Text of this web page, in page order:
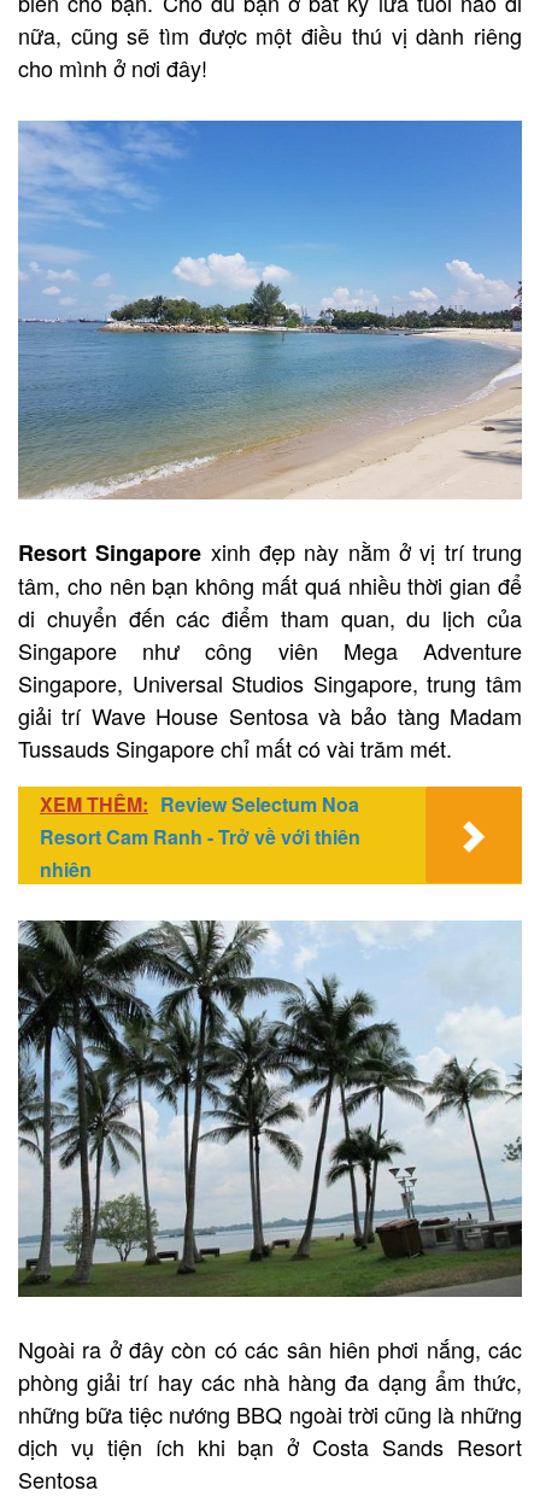
nữa, cũng sẽ tìm được một điều thú vị dành riêng
cho mình ở nơi đây!
Resort Singapore xinh đẹp này nằm ở vị trí trung
tâm, cho nên bạn không mất quá nhiều thời gian để
di chuyển đến các điểm tham quan, du lịch của
Singapore như công viên Mega Adventure
Singapore, Universal Studios Singapore, trung tâm
giải trí Wave House Sentosa và bảo tàng Madam
Tussauds Singapore chỉ mất có vài trăm mét.
XEM THÊM: Review Selectum Noa
Resort Cam Ranh - Trở về với thiên
nhiên
Ngoài ra ở đây còn có các sân hiên phơi nắng, các
phòng giải trí hay các nhà hàng đa dạng ẩm thức,
những bữa tiệc nướng BBQ ngoài trời cũng là những
dịch vụ tiện ích khi bạn ở Costa Sands Resort
Sentosa